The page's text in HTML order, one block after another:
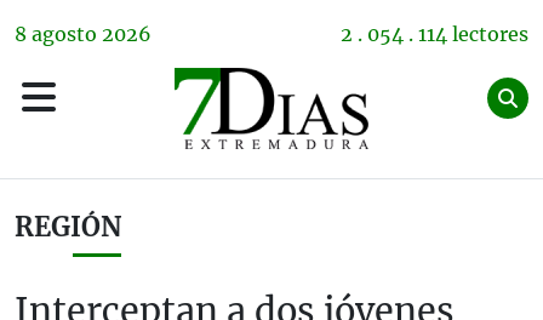
8 agosto 2026 2 . 054 . 114 lectores
REGIÓN